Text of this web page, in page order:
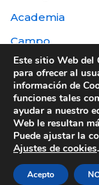
Academia
Campo
Destacada
Otras
© 2022
Este sitio Web del
para ofrecer al
información de
funciones tales
ayudar a nuestro
Web le resultan
Puede ajustar la
Ajustes de cookies.
Acepto